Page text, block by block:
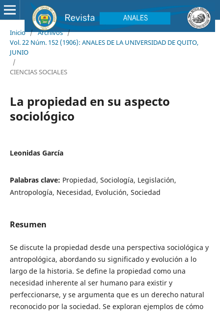
Inicio / Archivos /
Vol. 22 Núm. 152 (1906): ANALES DE LA UNIVERSIDAD DE QUITO,
JUNIO
/
CIENCIAS SOCIALES
La propiedad en su aspecto
sociológico
Leonidas García
Palabras clave: Propiedad, Sociología, Legislación,
Antropología, Necesidad, Evolución, Sociedad
Resumen
Se discute la propiedad desde una perspectiva sociológica y
antropológica, abordando su significado y evolución a lo
largo de la historia. Se define la propiedad como una
necesidad inherente al ser humano para existir y
perfeccionarse, y se argumenta que es un derecho natural
reconocido por la sociedad. Se exploran ejemplos de cómo